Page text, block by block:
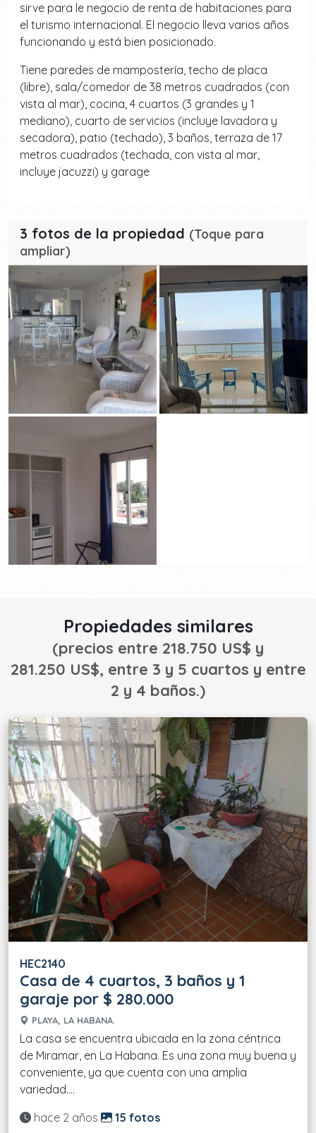
sirve para le negocio de renta de habitaciones para
el turismo internacional. El negocio lleva varios años
funcionando y está bien posicionado.
Tiene paredes de mampostería, techo de placa
(libre), sala/comedor de 38 metros cuadrados (con
vista al mar), cocina, 4 cuartos (3 grandes y 1
mediano), cuarto de servicios (incluye lavadora y
secadora), patio (techado), 3 baños, terraza de 17
metros cuadrados (techada, con vista al mar,
incluye jacuzzi) y garage
3 fotos de la propiedad (Toque para
ampliar)
Propiedades similares
(precios entre 218.750 US$ y
281.250 US$, entre 3 y 5 cuartos y entre
2 y 4 baños.)
HEC2140
Casa de 4 cuartos, 3 baños y 1
garaje por $ 280.000
PLAYA, LA HABANA.
La casa se encuentra ubicada en la zona céntrica
de Miramar, en La Habana. Es una zona muy buena y
conveniente, ya que cuenta con una amplia
variedad....
Actualizado:
hace 2 años 15 fotos